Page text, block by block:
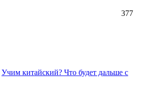
377
Учим китайский? Что будет дальше с